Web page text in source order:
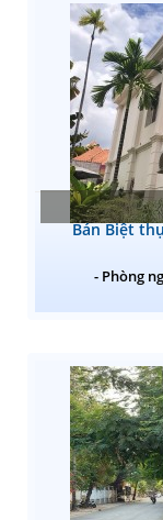
Bán Biệt
- Phòng